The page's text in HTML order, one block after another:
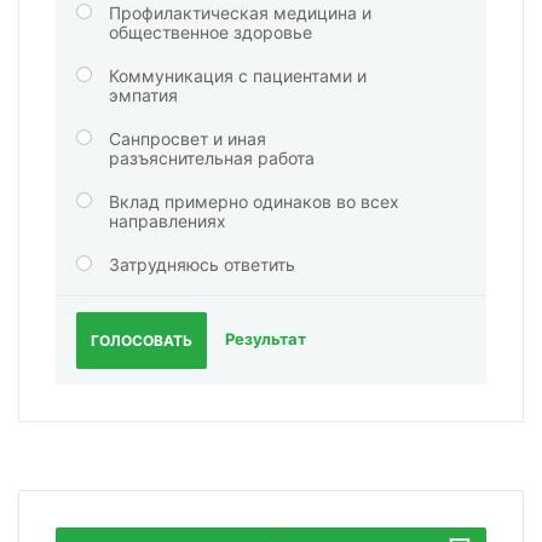
Профилактическая медицина и
общественное здоровье
Коммуникация с пациентами и
эмпатия
Санпросвет и иная
разъяснительная работа
Вклад примерно одинаков во всех
направлениях
Затрудняюсь ответить
ГОЛОСОВАТЬ Результат